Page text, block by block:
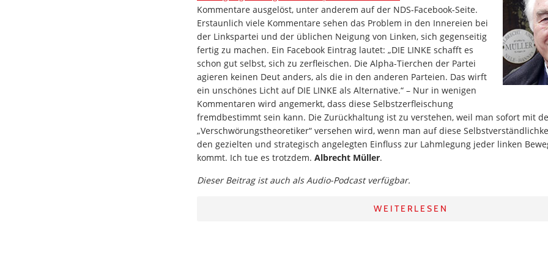
Kommentare ausgelöst, unter anderem auf der NDS-Facebook-Seite.
Erstaunlich viele Kommentare sehen das Problem in den Innereien bei
der Linkspartei und der üblichen Neigung von Linken, sich gegenseitig
fertig zu machen. Ein Facebook Eintrag lautet: „DIE LINKE schafft es
schon gut selbst, sich zu zerfleischen. Die Alpha-Tierchen der Partei
agieren keinen Deut anders, als die in den anderen Parteien. Das wirft
ein unschönes Licht auf DIE LINKE als Alternative.“ – Nur in wenigen
Kommentaren wird angemerkt, dass diese Selbstzerfleischung
fremdbestimmt sein kann. Die Zurückhaltung ist zu verstehen, weil man sofort mit
„Verschwörungstheoretiker“ versehen wird, wenn man auf diese
den gezielten und strategisch angelegten Einfluss zur Lahmlegung jeder linken
kommt. Ich tue es trotzdem. Albrecht Müller.
Dieser Beitrag ist auch als Audio-Podcast verfügbar.
WEITERLESEN